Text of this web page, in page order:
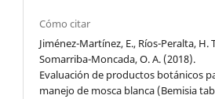
Cómo citar
Jiménez-Martínez, E., Ríos-Peralta, H.
Somarriba-Moncada, O. A. (2018).
Evaluación de productos botánicos
manejo de mosca blanca (Bemisia